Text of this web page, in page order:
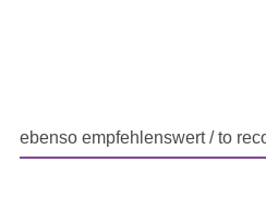
ebenso empfehlenswert / to